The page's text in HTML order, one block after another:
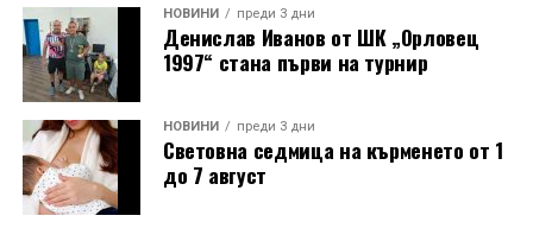
НОВИНИ преди 3 дни
Денислав Иванов от ШК „Орловец
1997“ стана първи на турнир
НОВИНИ преди 3 дни
Световна седмица на кърменето от 1
до 7 август